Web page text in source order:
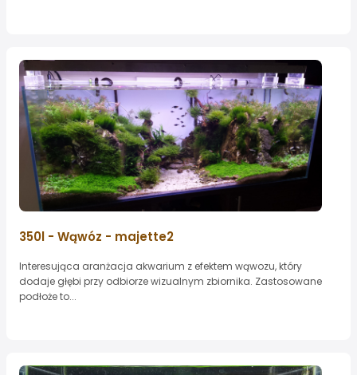
350l - Wąwóz - majette2
Interesująca aranżacja akwarium z efektem wąwozu, który
dodaje głębi przy odbiorze wizualnym zbiornika. Zastosowane
podłoże to...